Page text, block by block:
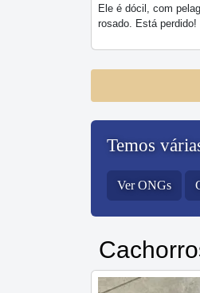
Ele é dócil, com
rosado. Está perdido!
Temos
Ver ONGs